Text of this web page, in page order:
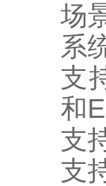
场
系
支
和
支
支